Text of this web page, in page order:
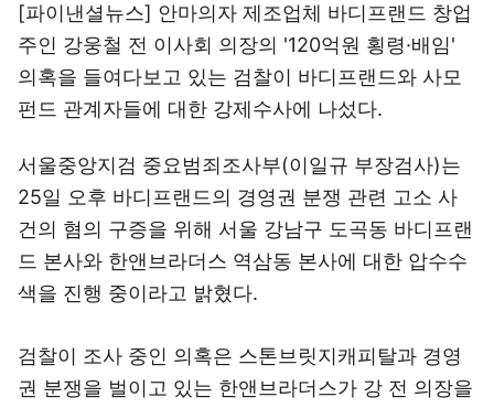
[파이낸셜뉴스] 안마의자 제조업체 바디프랜드 창업
주인 강웅철 전 이사회 의장의 '120억원 횡령·배임'
의혹을 들여다보고 있는 검찰이 바디프랜드와 사모
펀드 관계자들에 대한 강제수사에 나섰다.
서울중앙지검 중요범죄조사부(이일규 부장검사)는
25일 오후 바디프랜드의 경영권 분쟁 관련 고소 사
건의 혐의 구증을 위해 서울 강남구 도곡동 바디프랜
드 본사와 한앤브라더스 역삼동 본사에 대한 압수수
색을 진행 중이라고 밝혔다.
검찰이 조사 중인 의혹은 스톤브릿지캐피탈과 경영
권 분쟁을 벌이고 있는 한앤브라더스가 강 전 의장을